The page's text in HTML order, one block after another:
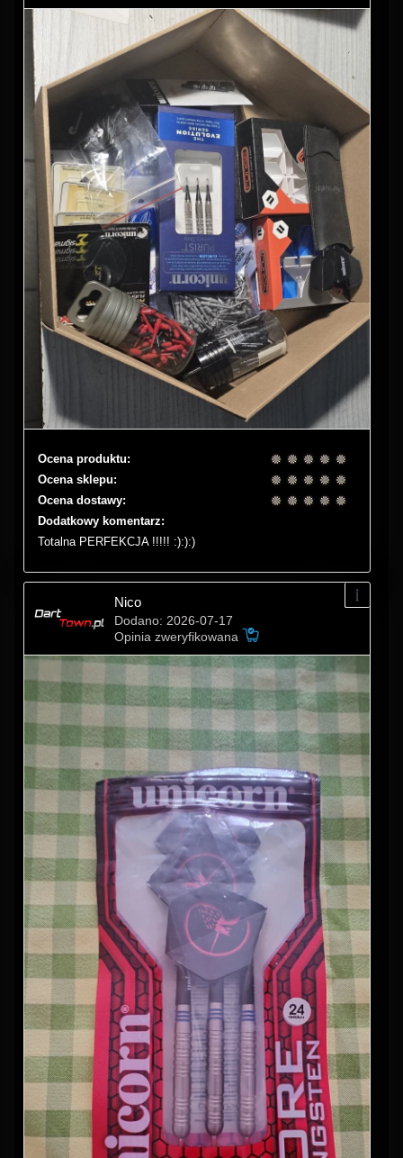
Ocena produktu:
Ocena sklepu:
Ocena dostawy:
Dodatkowy komentarz:
Totalna PERFEKCJA !!!!! :):):)
Nico
Dodano: 2026-07-17
Opinia zweryfikowana